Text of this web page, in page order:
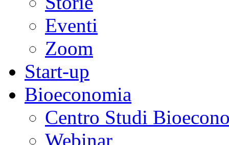
Eventi
Zoom
Start-up
Bioeconomia
Centro Studi
Webinar